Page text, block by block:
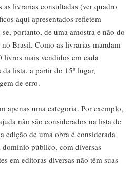
as livrarias consultadas (ver quadro
aqui apresentados refletem
portanto, de uma amostra e não do
Brasil. Como as livrarias mandam
mais vendidos em cada
lista, a partir do 15º lugar,
de erro.
apenas uma categoria. Por exemplo,
não são considerados na lista de
edição de uma obra é considerada
público, com diversas
em editoras diversas não têm suas